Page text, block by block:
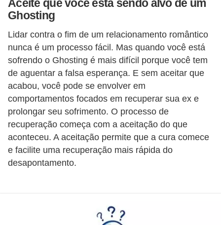
Aceite que você está sendo alvo de um
Ghosting
Lidar contra o fim de um relacionamento romântico
nunca é um processo fácil. Mas quando você está
sofrendo o Ghosting é mais difícil porque você tem
de aguentar a falsa esperança. E sem aceitar que
acabou, você pode se envolver em
comportamentos focados em recuperar sua ex e
prolongar seu sofrimento. O processo de
recuperação começa com a aceitação do que
aconteceu. A aceitação permite que a cura comece
e facilite uma recuperação mais rápida do
desapontamento.
o
s
f
í
s
i
c
o
s
M
o